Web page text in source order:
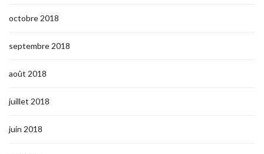
octobre 2018
septembre 2018
août 2018
juillet 2018
juin 2018